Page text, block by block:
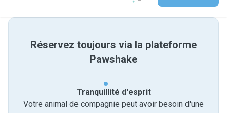
Réservez toujours via la plateforme
Pawshake
Tranquillité d'esprit
Votre animal de compagnie peut avoir besoin d'une